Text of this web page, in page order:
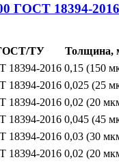
ГОСТ 18394-2016
ТУ
Толщина,
18394-2016 0,15 (150
18394-2016 0,025 (25
18394-2016 0,02 (20
18394-2016 0,045 (45
18394-2016 0,03 (30
18394-2016 0,02 (20